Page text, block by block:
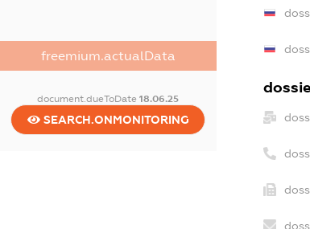
freemium.actualData
document.dueToDate18.06.25
SEARCH.ONMONITORING